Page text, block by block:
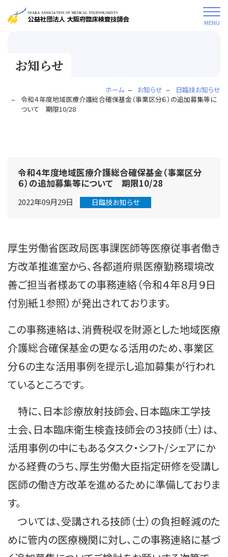
MENU
お知らせ
ホーム お知らせ
日臨技お知らせ
令和４年度地域医療介護総合確保基金（事業区分６）の追加募集等に
ついて 期限10/28
令和４年度地域医療介護総合確保基金（事業区分
６）の追加募集等について 期限10/28
2022年09月29日 日臨技お知らせ
厚生労働省医政局医事課医師等医療従事者働き
方改革推進室から、各都道府県医療勤務環境改
善ご担当者様あての事務連絡（令和４年８月９日
付別紙１参照）が発出されております。
この事務連絡は、消費税収を財源とした地域医療
介護総合確保基金の更なる活用のため、事業区
分６の主な活用事例を提示し追加募集が行われ
ているところです。
特に、日本診療放射技師会、日本臨床工学技
士会、日本臨床衛生検査技師会の３技師（士）は、
活用事例の中にもあるタスク・シフト/シェアにか
かる経費のうち、厚生労働大臣指定研修を受講し
医師の働き方改革を進めるために準備しておりま
す。
ついては、受講される技師（士）の負担軽減のた
めに管内の医療機関に対し、この事務連絡に基づ